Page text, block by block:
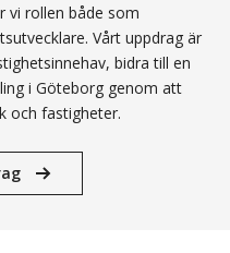
vi rollen både som
Vårt uppdrag är
bidra till en
i Göteborg genom att
och fastigheter.